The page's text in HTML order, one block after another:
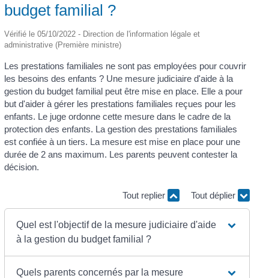
budget familial ?
Vérifié le 05/10/2022 - Direction de l'information légale et
administrative (Première ministre)
Les prestations familiales ne sont pas employées pour couvrir
les besoins des enfants ? Une mesure judiciaire d'aide à la
gestion du budget familial peut être mise en place. Elle a pour
but d'aider à gérer les prestations familiales reçues pour les
enfants. Le juge ordonne cette mesure dans le cadre de la
protection des enfants. La gestion des prestations familiales
est confiée à un tiers. La mesure est mise en place pour une
durée de 2 ans maximum. Les parents peuvent contester la
décision.
Tout replier Tout déplier
Quel est l'objectif de la mesure judiciaire d'aide
à la gestion du budget familial ?
Quels parents concernés par la mesure